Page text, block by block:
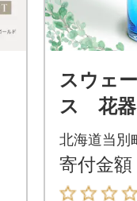
スウェ
ス 花器
ブルー
北海道当別
寄付金額